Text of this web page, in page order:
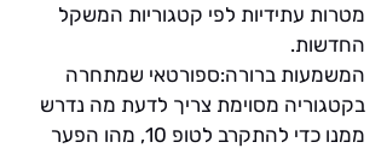
מטרות עתידיות לפי קטגוריות המשקל
החדשות.
המשמעות ברורה:ספורטאי שמתחרה
בקטגוריה מסוימת צריך לדעת מה נדרש
ממנו כדי להתקרב לטופ 10, מהו הפער